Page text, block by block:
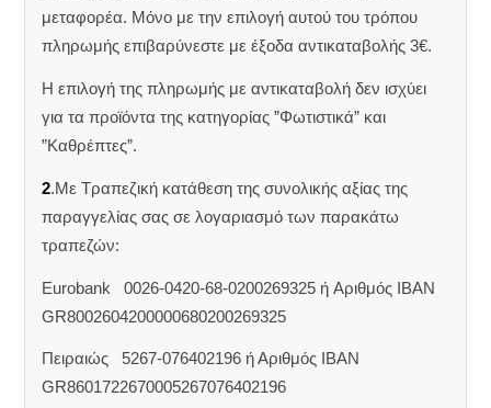
μεταφορέα. Μόνο με την επιλογή αυτού του τρόπου
πληρωμής επιβαρύνεστε με έξοδα αντικαταβολής 3€.
Η επιλογή της πληρωμής με αντικαταβολή δεν ισχύει
για τα προϊόντα της κατηγορίας ”Φωτιστικά” και
”Καθρέπτες”.
2.Με Τραπεζική κατάθεση της συνολικής αξίας της
παραγγελίας σας σε λογαριασμό των παρακάτω
τραπεζών:
Eurobank 0026-0420-68-0200269325 ή Aριθμός IBAN
GR8002604200000680200269325
Πειραιώς 5267-076402196 ή Αριθμός IBAN
GR8601722670005267076402196